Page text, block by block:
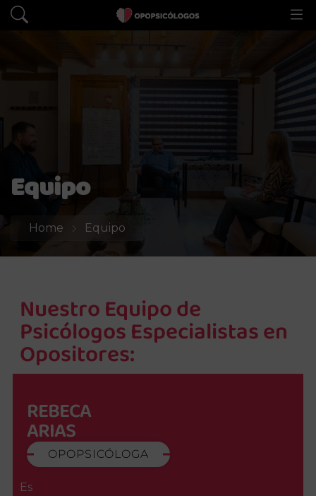
Equipo
Home Equipo
Nuestro Equipo de
Psicólogos Especialistas en
Opositores:
REBECA
ARIAS
OPOPSICÓLOGA
Es